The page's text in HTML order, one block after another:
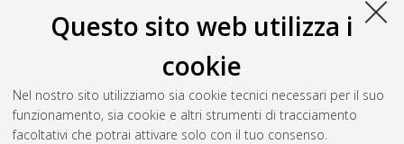
Questo sito web utilizza i
cookie
Nel nostro sito utilizziamo sia cookie tecnici necessari per il suo
funzionamento, sia cookie e altri strumenti di tracciamento
facoltativi che potrai attivare solo con il tuo consenso.
Spinelli, Floriana(2018)Crystal engineering of molecular
materials: design, synthesis and solid-state investigation of
photoreactive and thermo/photochromic solids.
thesis], Alma Mater Studiorum Università di Bologna.
Dottorato di ricerca inChimica, 30 Ciclo. DOI
10.6092/unibo/amsdottorato/8500.